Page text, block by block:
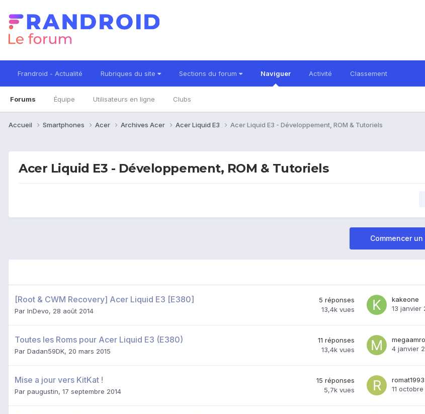
Frandroid - Actualité Rubriques du site Sections du forum Naviguer
Forums Équipe Utilisateurs en ligne Clubs
Activité Classement
Accueil Smartphones Acer Archives Acer Acer Liquid E3 Acer Liquid E3 - Développement, ROM & Tutoriels
Acer Liquid E3 - Développement, ROM & Tutoriels
Commencer
[Root & CWM Recovery] Acer Liquid E3 [E380]
Par InDevo, 28 août 2014
5 réponses
13,4k vues
kakeone
13 janvier
Toutes les Roms pour Acer Liquid E3 (E380)
Par Dadan59DK, 20 mars 2015
11 réponses
13,4k vues
4 janvier
Mise a jour vers KitKat !
Par paugustin, 17 septembre 2014
15 réponses
5,7k vues
romat1993
11 octobre